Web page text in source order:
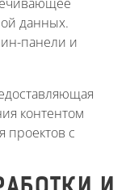
данных.
панели и
контентом
проектов с